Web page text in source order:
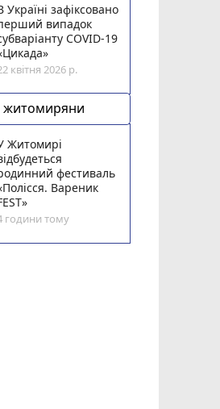
Україні зафіксовано
випадок
COVID-19
квітня 2026 р.
житомиряни
Житомирі
фестиваль
Вареник
години тому